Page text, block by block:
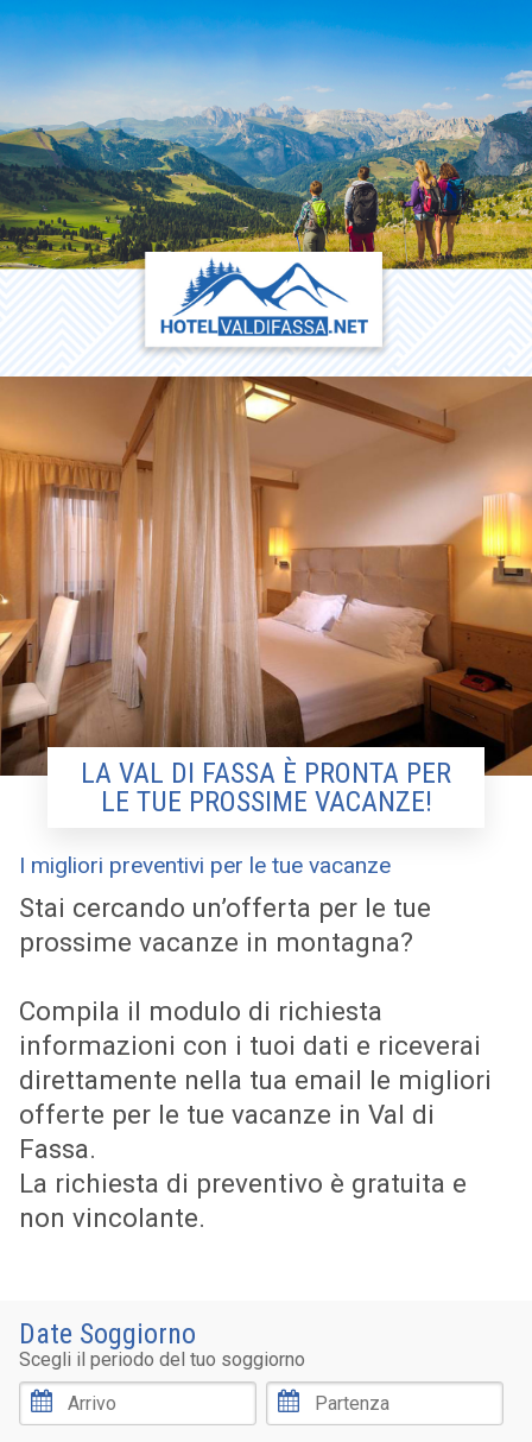
LA VAL DI FASSA È PRONTA PER
LE TUE PROSSIME VACANZE!
I migliori preventivi per le tue vacanze
Stai cercando un’offerta per le tue
prossime vacanze in montagna?
Compila il modulo di richiesta
informazioni con i tuoi dati e riceverai
direttamente nella tua email le migliori
offerte per le tue vacanze in Val di
Fassa.
La richiesta di preventivo è gratuita e
non vincolante.
Date Soggiorno
Scegli il periodo del tuo soggiorno